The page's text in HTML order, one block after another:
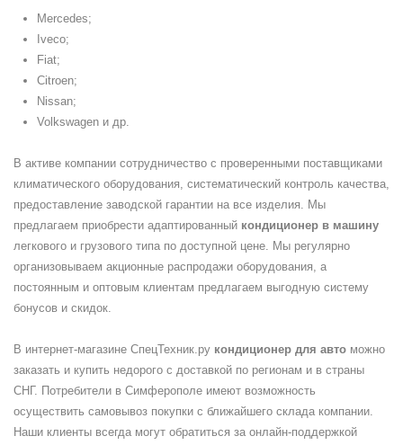
Mercedes;
Iveco;
Fiat;
Citroen;
Nissan;
Volkswagen и др.
В активе компании сотрудничество с проверенными поставщиками
климатического оборудования, систематический контроль качества,
предоставление заводской гарантии на все изделия. Мы
предлагаем приобрести адаптированный кондиционер в машину
легкового и грузового типа по доступной цене. Мы регулярно
организовываем акционные распродажи оборудования, а
постоянным и оптовым клиентам предлагаем выгодную систему
бонусов и скидок.
В интернет-магазине СпецТехник.ру кондиционер для авто можно
заказать и купить недорого с доставкой по регионам и в страны
СНГ. Потребители в Симферополе имеют возможность
осуществить самовывоз покупки с ближайшего склада компании.
Наши клиенты всегда могут обратиться за онлайн-поддержкой